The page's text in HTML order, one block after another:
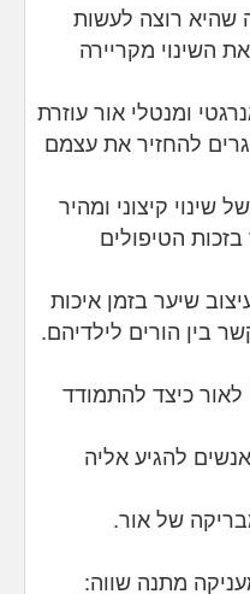
רוצה לעשות
השינוי מקריירה
ומנטלי אור עוזרת
להחזיר את עצמם
שינוי קיצוני ומהיר
הטיפולים
שיער בזמן איכות
בין הורים לילדיהם.
לאור כיצד להתמודד
להגיע אליה
של אור.
מתנה שווה: